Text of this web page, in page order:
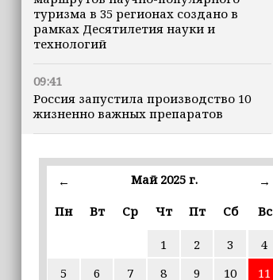
туризма в 35 регионах создано в
рамках Десятилетия науки и
технологий
09:41
Россия запустила производство 10
жизненно важных препаратов
В ЧГПУ стартовала стажировка для
студентов из Ирака и Иордании
09:28
ПВО за ночь сбила 203 украинских
← Май 2025 г.
→
Пн
Вт Ср Чт Пт Сб Вс
1 2 3
4
5
6 7 8 9 10 11